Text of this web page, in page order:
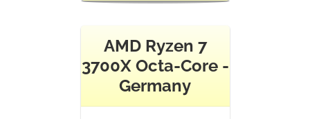
AMD Ryzen 7
3700X Octa-Core -
Germany